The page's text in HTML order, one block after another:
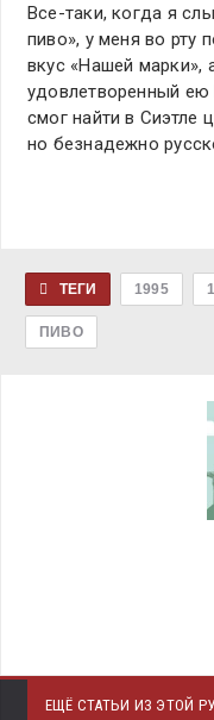
Все-таки, когда я
пиво», у меня во рту
вкус «Нашей марки»,
удовлетворенный ею
смог найти в Сиэтле
но безнадежно
ТЕГИ 1995
ПИВО
ЕЩЁ СТАТЬИ ИЗ ЭТОЙ